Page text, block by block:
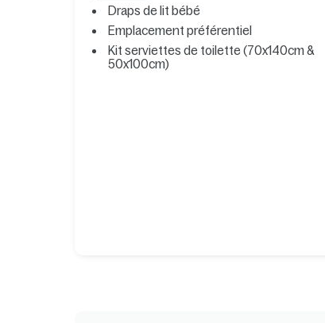
Draps de lit bébé
Emplacement préférentiel
Kit serviettes de toilette (70x140cm &
50x100cm)